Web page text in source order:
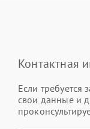
Контактная
Если требуется
свои данные и